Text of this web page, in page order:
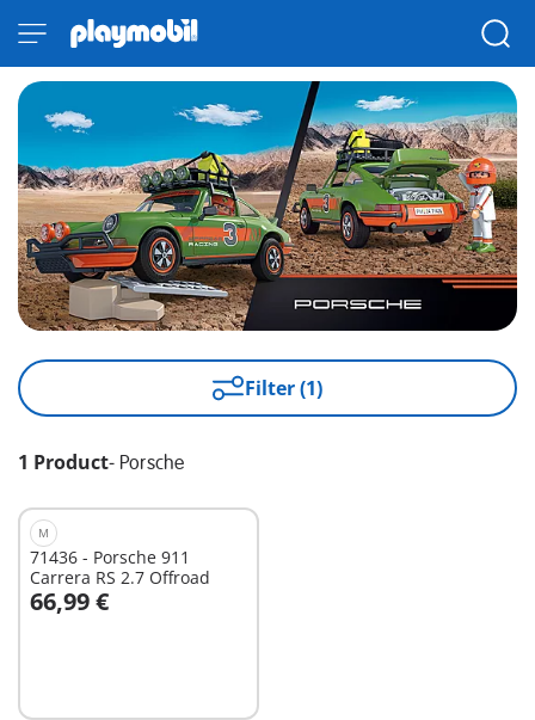
Filter (1)
1 Product- Porsche
M
71436 - Porsche 911
Carrera RS 2.7 Offroad
66,99 €
In winkelwagen